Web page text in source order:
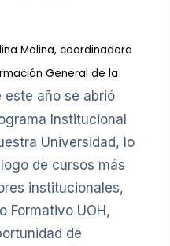
Molina, coordinadora
General de la
este año se abrió
Institucional
Universidad, lo
de cursos más
institucionales,
Formativo UOH,
de